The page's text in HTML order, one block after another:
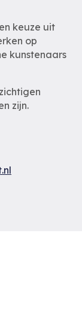
keuze uit
op
kunstenaars
zijn.